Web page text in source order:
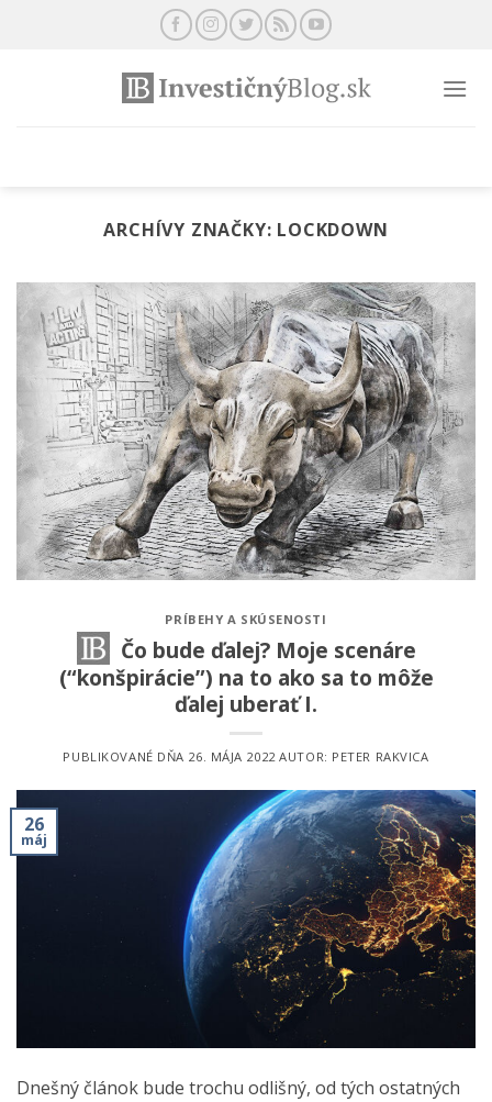
ARCHÍVY ZNAČKY: LOCKDOWN
PRÍBEHY A SKÚSENOSTI
Čo bude ďalej? Moje scenáre
(“konšpirácie”) na to ako sa to môže
ďalej uberať I.
PUBLIKOVANÉ DŇA 26. MÁJA 2022 AUTOR: PETER RAKVICA
26
máj
Dnešný článok bude trochu odlišný, od tých ostatných